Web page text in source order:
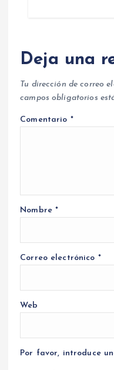
Deja una
Tu dirección de correo
campos obligatorios
Comentario *
Nombre*
Correo electrónico *
Web
Por favor, introduce